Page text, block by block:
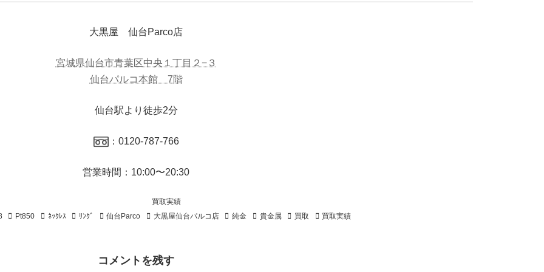
大黒屋 仙台Parco店
宮城県仙台市青葉区中央１丁目２−３
仙台パルコ本館 7階
仙台駅より徒歩2分
：0120-787-766
営業時間：10:00〜20:30
買取実績
Pt850 ﾈｯｸﾚｽ ﾘﾝｸﾞ 仙台Parco 大黒屋仙台パルコ店 純金 貴金属 買取 買取実績
コメントを残す